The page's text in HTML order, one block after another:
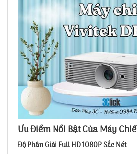
Ưu Điểm Nổi Bật Của Máy
Độ Phân Giải Full HD 1080P Sắc Nét